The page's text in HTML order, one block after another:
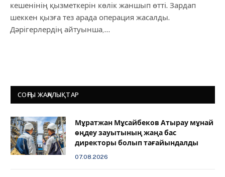
кешенінің қызметкерін көлік жаншып өтті. Зардап
шеккен қызға тез арада операция жасалды.
Дәрігерлердің айтуынша,…
СОҢҒЫ ЖАҢАЛЫҚТАР
Мұратжан Мұсайбеков Атырау мұнай
өңдеу зауытының жаңа бас
директоры болып тағайындалды
07.08.2026